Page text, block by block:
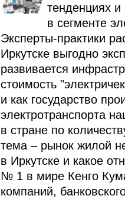
тенденциях и
в сегменте
Эксперты-практики
Иркутске выгодно
развивается
стоимость
и как государство
электротранспорта
в стране по
тема – рынок жилой
в Иркутске и какое
№ 1 в мире Кенго
компаний,